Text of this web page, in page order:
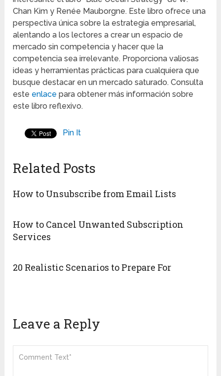
Chan Kim y Renée Mauborgne. Este libro ofrece una
perspectiva única sobre la estrategia empresarial,
alentando a los lectores a crear un espacio de
mercado sin competencia y hacer que la
competencia sea irrelevante. Proporciona valiosas
ideas y herramientas prácticas para cualquiera que
busque destacar en un mercado saturado. Consulta
este enlace para obtener más información sobre
este libro reflexivo.
Pin It
Related Posts
How to Unsubscribe from Email Lists
How to Cancel Unwanted Subscription
Services
20 Realistic Scenarios to Prepare For
Leave a Reply